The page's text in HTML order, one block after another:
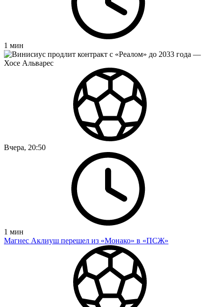
1 мин
Вчера, 20:50
1 мин
Магнес Аклиуш перешел из «Монако» в «ПСЖ»